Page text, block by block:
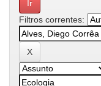
Filtros correntes: